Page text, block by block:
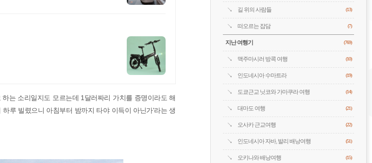
는 소리일지도 모르는데 1달러짜리 가치를 증명이라도 해
루 빌렸으니 아침부터 밤까지 타야 이득이 아닌가'라는 생
길 위의 사람들 (13)
떠오르는 잡담 (7)
지난 여행기 (769)
맥주마시러 방콕 여행 (10)
인도네시아 수마트라 (19)
도쿄근교 닛코와 가마쿠라 여행 (14)
대마도 여행 (21)
오사카 근교여행 (22)
인도네시아 자바, 발리 배낭여행 (51)
오키나와 배낭여행 (15)